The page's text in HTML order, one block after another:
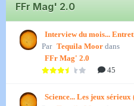
FFr Mag' 2.0
Interview du mois...
Par Tequila Moor dans
FFr Mag' 2.0
45
Science... Les jeux